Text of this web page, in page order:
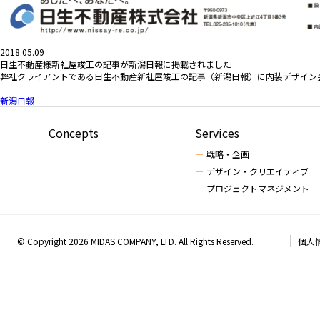
2018.05.09
日生不動産様新社屋竣工の記事が新潟日報に掲載されました
弊社クライアントである日生不動産新社屋竣工の記事（新潟日報）に内装デザイ
新潟日報
Concepts Services
戦略・企画
デザイン・クリエイティブ
プロジェクトマネジメント
© Copyright 2026 MIDAS COMPANY, LTD. All Rights Reserved. 個人